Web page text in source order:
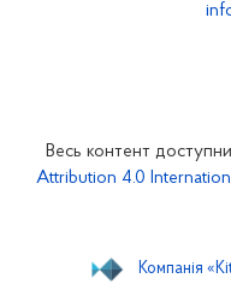
Запорізьке відділення
Кіровоградське
Миколаївське відділення
Весь контент
Attribution 4.0
Компанія